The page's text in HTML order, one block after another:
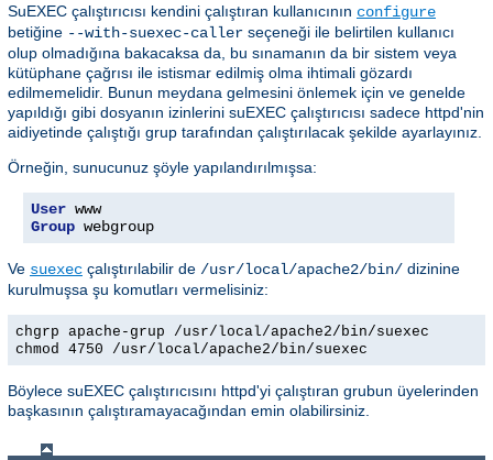
SuEXEC çalıştırıcısı kendini çalıştıran kullanıcının configure
betiğine --with-suexec-caller seçeneği ile belirtilen kullanıcı
olup olmadığına bakacaksa da, bu sınamanın da bir sistem veya
kütüphane çağrısı ile istismar edilmiş olma ihtimali gözardı
edilmemelidir. Bunun meydana gelmesini önlemek için ve genelde
yapıldığı gibi dosyanın izinlerini suEXEC çalıştırıcısı sadece httpd'nin
aidiyetinde çalıştığı grup tarafından çalıştırılacak şekilde ayarlayınız.
Örneğin, sunucunuz şöyle yapılandırılmışsa:
User
Group webgroup
Ve suexec çalıştırılabilir de /usr/local/apache2/bin/ dizinine
kurulmuşsa şu komutları vermelisiniz:
chgrp apache-grup /usr/local/apache2/bin/suexec
chmod 4750 /usr/local/apache2/bin/suexec
Böylece suEXEC çalıştırıcısını httpd'yi çalıştıran grubun üyelerinden
başkasının çalıştıramayacağından emin olabilirsiniz.